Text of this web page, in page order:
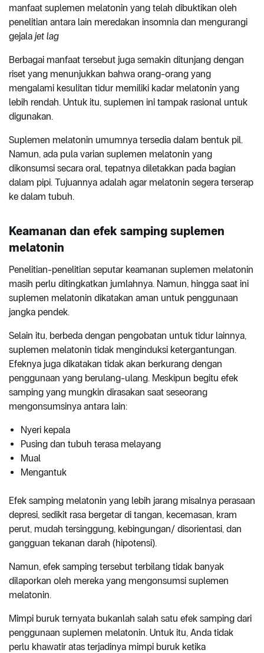
manfaat suplemen melatonin yang telah dibuktikan oleh
penelitian antara lain meredakan insomnia dan mengurangi
gejala jet lag
Berbagai manfaat tersebut juga semakin ditunjang dengan
riset yang menunjukkan bahwa orang-orang yang
mengalami kesulitan tidur memiliki kadar melatonin yang
lebih rendah. Untuk itu, suplemen ini tampak rasional untuk
digunakan.
Suplemen melatonin umumnya tersedia dalam bentuk pil.
Namun, ada pula varian suplemen melatonin yang
dikonsumsi secara oral, tepatnya diletakkan pada bagian
dalam pipi. Tujuannya adalah agar melatonin segera terserap
ke dalam tubuh.
Keamanan dan efek samping suplemen
melatonin
Penelitian-penelitian seputar keamanan suplemen melatonin
masih perlu ditingkatkan jumlahnya. Namun, hingga saat ini
suplemen melatonin dikatakan aman untuk penggunaan
jangka pendek.
Selain itu, berbeda dengan pengobatan untuk tidur lainnya,
suplemen melatonin tidak menginduksi ketergantungan.
Efeknya juga dikatakan tidak akan berkurang dengan
penggunaan yang berulang-ulang. Meskipun begitu efek
samping yang mungkin dirasakan saat seseorang
mengonsumsinya antara lain:
Nyeri kepala
Pusing dan tubuh terasa melayang
Mual
Mengantuk
Efek samping melatonin yang lebih jarang misalnya perasaan
depresi, sedikit rasa bergetar di tangan, kecemasan, kram
perut, mudah tersinggung, kebingungan/ disorientasi, dan
gangguan tekanan darah (hipotensi).
Namun, efek samping tersebut terbilang tidak banyak
dilaporkan oleh mereka yang mengonsumsi suplemen
melatonin.
Mimpi buruk ternyata bukanlah salah satu efek samping dari
penggunaan suplemen melatonin. Untuk itu, Anda tidak
perlu khawatir atas terjadinya mimpi buruk ketika